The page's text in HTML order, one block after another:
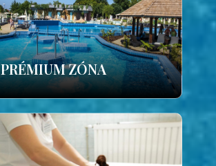
PRÉMIUM ZÓNA